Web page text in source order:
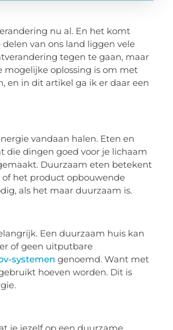
nu al. En het komt
van ons land liggen vele
tegen te gaan, maar
mogelijke oplossing is om met
en in dit artikel ga ik er daar een
vandaan halen. Eten en
die dingen goed voor je lichaam
Duurzaam eten betekent
het product opbouwende
als het maar duurzaam is.
Een duurzaam huis kan
of geen uitputbare
systemen genoemd. Want met
hoeven worden. Dit is